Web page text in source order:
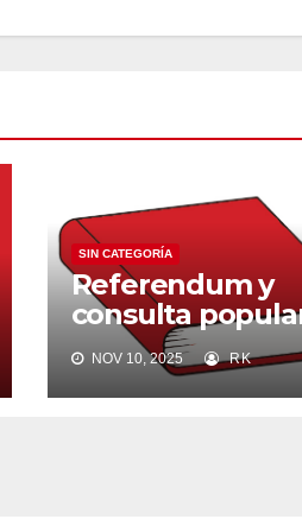
SIN CATEGORÍA
Referendum y
consulta
del 16 de
de 2025: Un salto
vacío
NOV 10, 2025 RK